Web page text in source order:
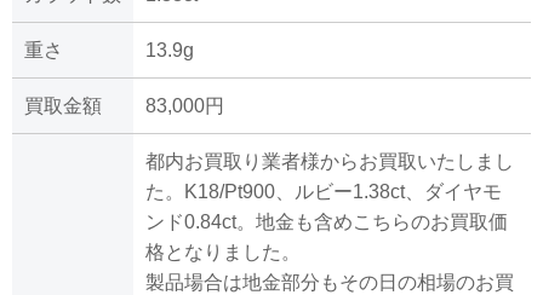
重さ 13.9g
買取金額 83,000円
都内お買取り業者様からお買取いたしまし
た。K18/Pt900、ルビー1.38ct、ダイヤモ
ンド0.84ct。地金も含めこちらのお買取価
格となりました。
製品場合は地金部分もその日の相場のお買